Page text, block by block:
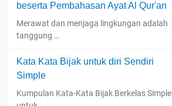
beserta Pembahasan Ayat Al Qur'an
Merawat dan menjaga lingkungan adalah
tanggung …
Kata Kata Bijak untuk diri Sendiri
Simple
Kumpulan Kata-Kata Bijak Berkelas Simple